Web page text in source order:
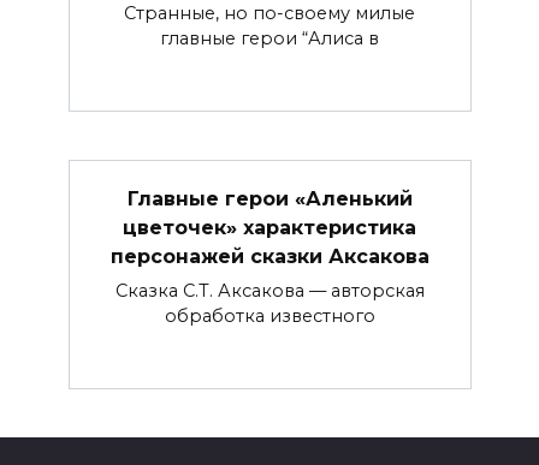
Странные, но по-своему милые
главные герои “Алиса в
Главные герои «Аленький
цветочек» характеристика
персонажей сказки Аксакова
Сказка С.Т. Аксакова — авторская
обработка известного